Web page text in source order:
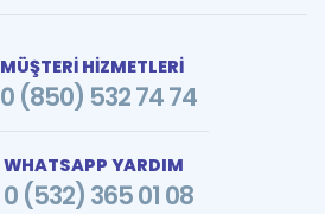
MÜŞTERİ HİZMETLERİ
0 (850) 532 74 74
WHATSAPP YARDIM
0 (532) 365 01 08